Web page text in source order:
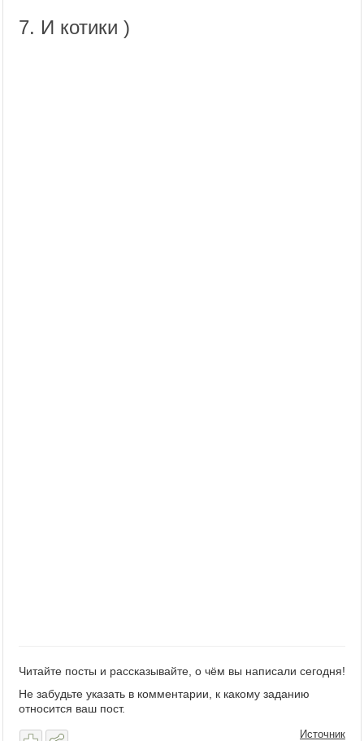
7. И котики )
Читайте посты и рассказывайте, о чём вы написали сегодня!
Не забудьте указать в комментарии, к какому заданию
относится ваш пост.
Источник